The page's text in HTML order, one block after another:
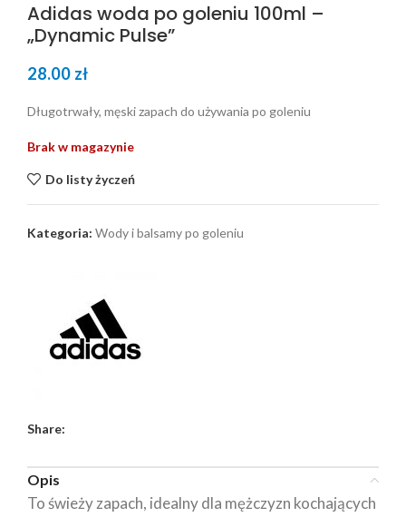
Adidas woda po goleniu 100ml –
„Dynamic Pulse”
28.00 zł
Długotrwały, męski zapach do używania po goleniu
Brak w magazynie
Do listy życzeń
Kategoria: Wody i balsamy po goleniu
Share:
Opis
To świeży zapach, idealny dla mężczyzn kochających